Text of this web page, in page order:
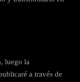
luego la
a través de